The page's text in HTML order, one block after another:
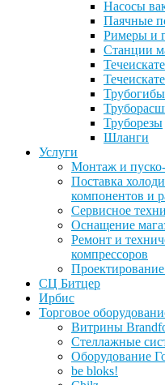
Насосы
Паячные
Римеры и
Станции
Трубогибы
Труборезы
Шланги
Услуги
Монтаж и
Поставка
компонентов и
Сервисное
Оснащение
Ремонт и
компрессоров
СЦ Битцер
Ирбис
Торговое
Витрины
Стеллажные
Оборудование
be bloks!